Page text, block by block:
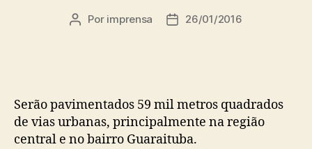
Autor
Por imprensa
Data26/01/2016
Serão pavimentados 59 mil metros quadrados
de vias urbanas, principalmente na região
central e no bairro Guaraituba.